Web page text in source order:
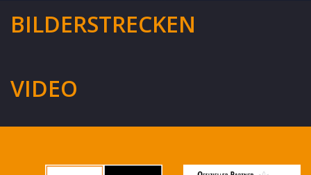
BILDERSTRECKEN
VIDEO